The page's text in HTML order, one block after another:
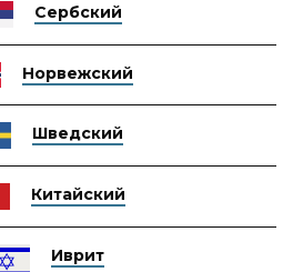
Сербский
Норвежский
Шведский
Китайский
Иврит